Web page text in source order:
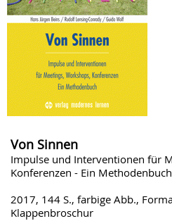
Von Sinnen
Impulse und Interventionen für
Konferenzen - Ein Methodenbuch
2017, 144 S., farbige Abb.,
Klappenbroschur